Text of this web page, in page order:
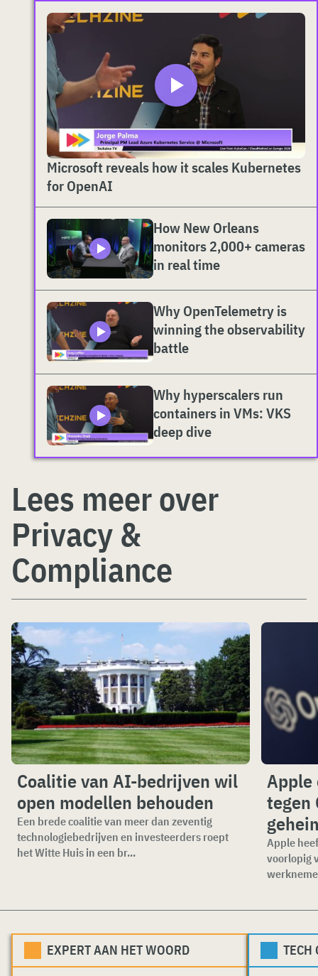
Microsoft reveals how it scales Kubernetes
for OpenAI
How New Orleans
monitors 2,000+ cameras
in real time
Why OpenTelemetry is
winning the observability
battle
Why hyperscalers run
containers in VMs: VKS
deep dive
Lees meer over
Privacy &
Compliance
Coalitie van AI-bedrijven wil
open modellen behouden
Een brede coalitie van meer dan zeventig
technologiebedrijven en investeerders roept
het Witte Huis in een br...
tegen
Apple
voorlopig
EXPERT AAN HET WOORD TECH